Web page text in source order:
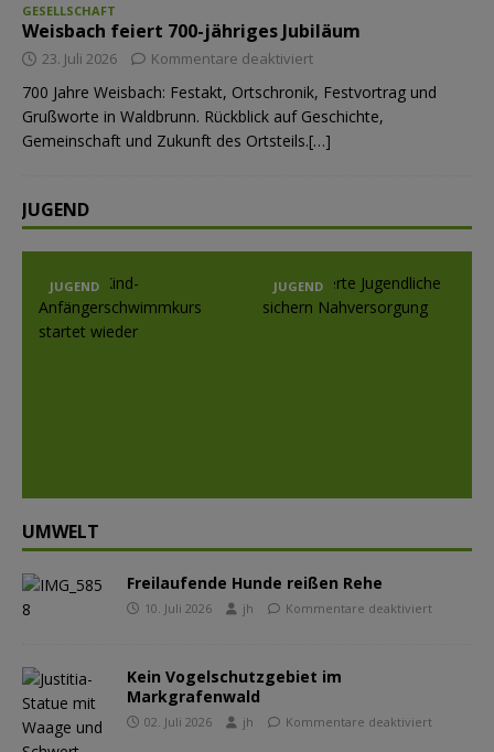
GESELLSCHAFT
Weisbach feiert 700-jähriges Jubiläum
23. Juli 2026 Kommentare deaktiviert
700 Jahre Weisbach: Festakt, Ortschronik, Festvortrag und
Grußworte in Waldbrunn. Rückblick auf Geschichte,
Gemeinschaft und Zukunft des Ortsteils.[…]
JUGEND
JUGEND JUGEND
UMWELT
Freilaufende Hunde reißen Rehe
10. Juli 2026 jh Kommentare deaktiviert
Kein Vogelschutzgebiet im
Markgrafenwald
02. Juli 2026 jh Kommentare deaktiviert